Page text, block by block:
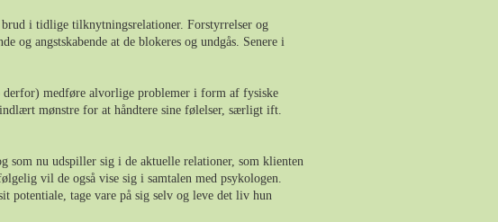
i tidlige tilknytningsrelationer. Forstyrrelser og
og angstskabende at de blokeres og undgås. Senere i
derfor) medføre alvorlige problemer i form af fysiske
mønstre for at håndtere sine følelser, særligt ift.
som nu udspiller sig i de aktuelle relationer, som klienten
vil de også vise sig i samtalen med psykologen.
potentiale, tage vare på sig selv og leve det liv hun